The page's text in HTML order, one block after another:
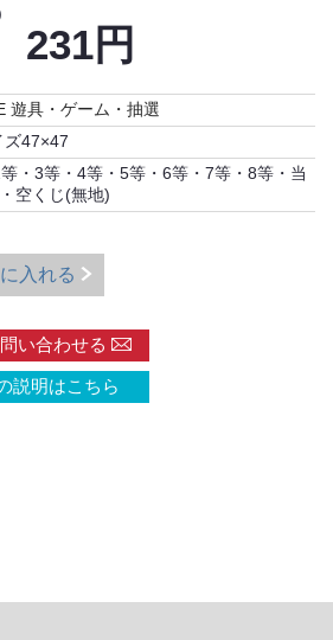
231円
遊具・ゲーム・抽選
ズ47×47
・3等・4等・5等・6等・7等・8等・当
・空くじ(無地)
入れる
い合わせる
明はこちら